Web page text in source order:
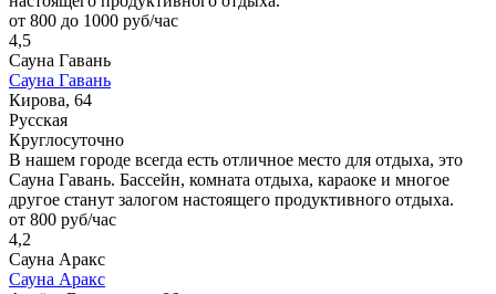
от 800 до 1000 руб/час
4,5
Сауна Гавань
Сауна Гавань
Кирова, 64
Русская
Круглосуточно
В нашем городе всегда есть отличное место для отдыха, это
Сауна Гавань. Бассейн, комната отдыха, караоке и многое
другое станут залогом настоящего продуктивного отдыха.
от 800 руб/час
4,2
Сауна Аракс
Сауна Аракс